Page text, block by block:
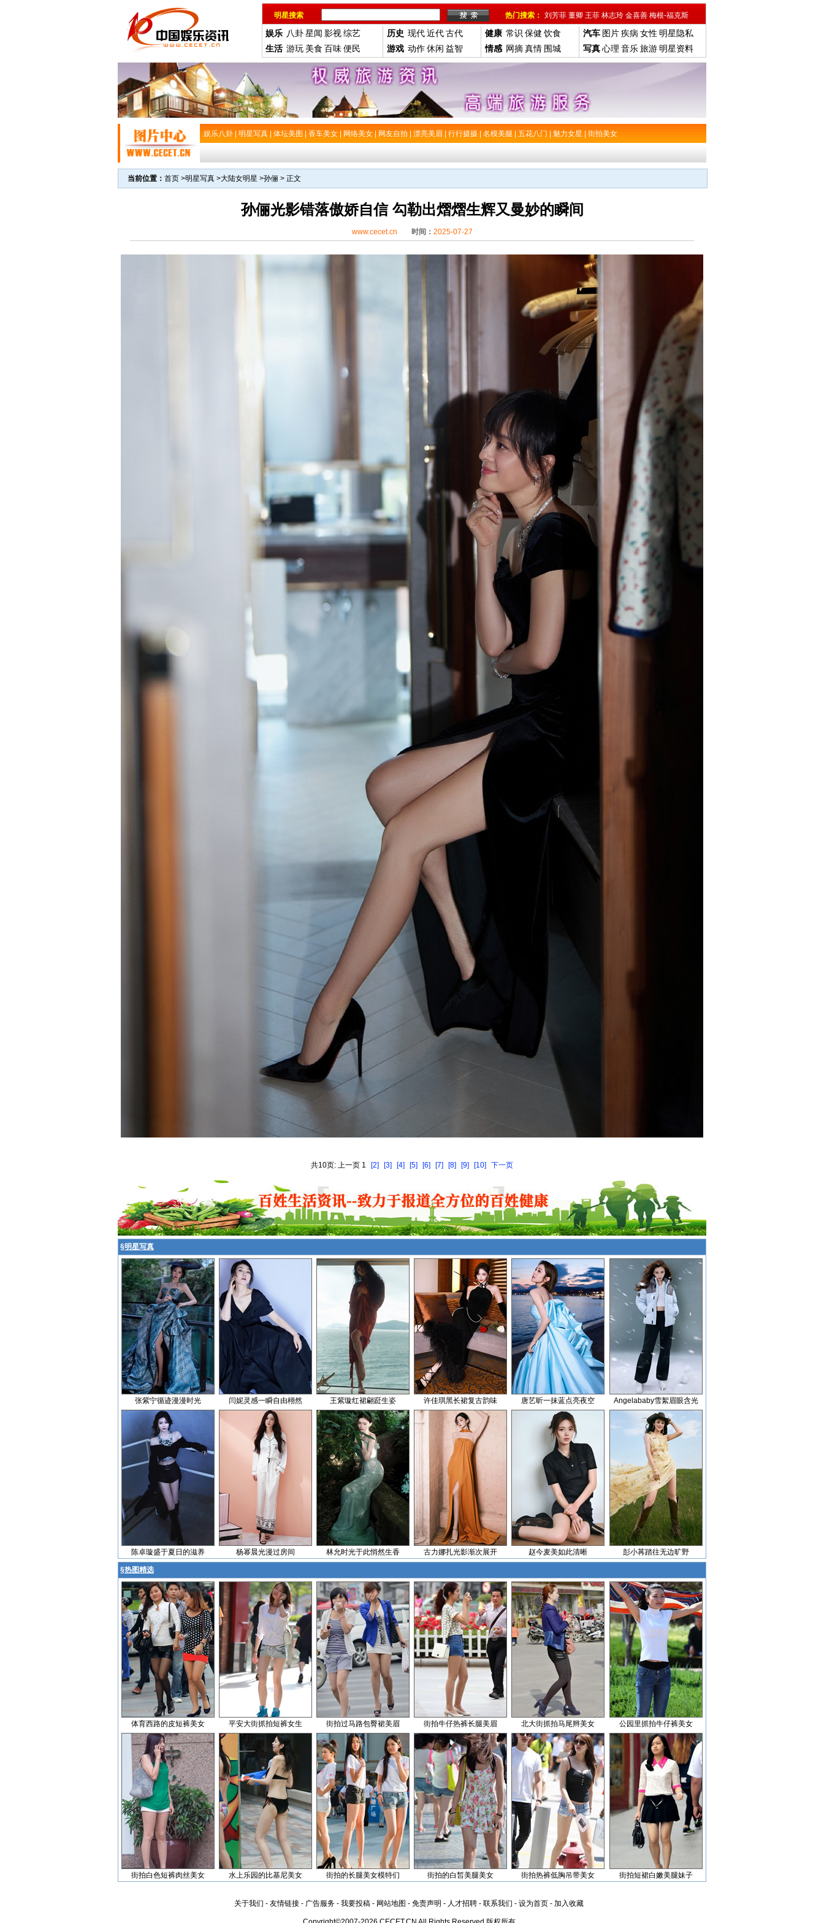
明星搜索 热门搜索： 刘芳菲 董卿 王菲 林志玲 金喜善 梅根-福克斯
娱乐 八卦星闻 影视综艺
生活 游玩 美食 百味便民
历史 现代近代古代
游戏 动作休闲 益智
健康 常识 保健 饮食
情感 网摘真情 围城
汽车 图片疾病 女性 明星隐私
写真心理 音乐旅游 明星资料
娱乐八卦 明星写真 体坛美图 香车美女 网络美女 网友自拍 漂亮美眉 行行摄摄 名模美腿 五花八门 魅力女星 街拍美女
当前位置： 首页 >明星写真 >大陆女明星 >孙俪 > 正文
孙俪光影错落傲娇自信 勾勒出熠熠生辉又曼妙的瞬间
www.cecet.cn 时间： 2025-07-27
共10页: 上一页 1 [2] [3] [4] [5] [6] [7] [8] [9] [10] 下一页
§明星写真
张紫宁循迹漫漫时光 闫妮灵感一瞬自由栩然 王紫璇红裙翩跹生姿 许佳琪黑长裙复古韵味 唐艺昕一抹蓝点亮夜空 Angelababy雪絮眉眼含光
陈卓璇盛于夏日的滋养 杨幂晨光漫过房间 林允时光于此悄然生香 古力娜扎光影渐次展开 赵今麦美如此清晰 彭小苒踏往无边旷野
§热图精选
体育西路的皮短裤美女 平安大街抓拍短裤女生 街拍过马路包臀裙美眉 街拍牛仔热裤长腿美眉 北大街抓拍马尾辫美女 公园里抓拍牛仔裤美女
街拍白色短裤肉丝美女 水上乐园的比基尼美女 街拍的长腿美女模特们 街拍的白皙美腿美女 街拍热裤低胸吊带美女 街拍短裙白嫩美腿妹子
关于我们 - 友情链接 - 广告服务 - 我要投稿 - 网站地图 - 免责声明 - 人才招聘 - 联系我们 - 设为首页 - 加入收藏